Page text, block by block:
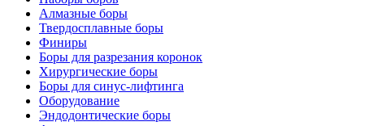
Алмазные боры
Твердосплавные боры
Финиры
Боры для разрезания коронок
Хирургические боры
Боры для синус-лифтинга
Оборудование
Эндодонтические боры